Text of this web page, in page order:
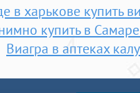
в харькове купить
купить в
Виагра в аптеках